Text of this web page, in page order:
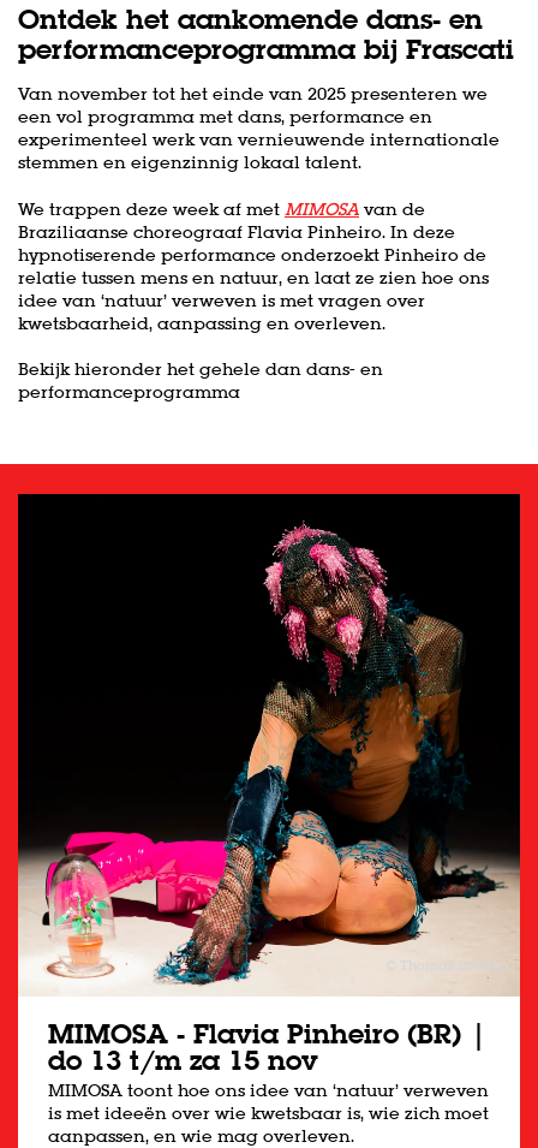
Ontdek het aankomende dans- en
performanceprogramma bij Frascati
Van november tot het einde van 2025 presenteren we
een vol programma met dans, performance en
experimenteel werk van vernieuwende internationale
stemmen en eigenzinnig lokaal talent.
We trappen deze week af met MIMOSAvan de
Braziliaanse choreograaf Flavia Pinheiro. In deze
hypnotiserende performance onderzoekt Pinheiro de
relatie tussen mens en natuur, en laat ze zien hoe ons
idee van ‘natuur’ verweven is met vragen over
kwetsbaarheid, aanpassing en overleven.
Bekijk hieronder het gehele dan dans- en
performanceprogramma
© Thomas Lenden
MIMOSA - Flavia Pinheiro (BR) |
do 13 t/m za 15 nov
MIMOSA toont hoe ons idee van ‘natuur’ verweven
is met ideeën over wie kwetsbaar is, wie zich moet
aanpassen, en wie mag overleven.